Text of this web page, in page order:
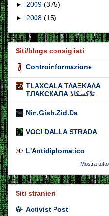
► 2009 (375)
► 2008 (15)
Siti/blogs consigliati
Controinformazione
TLAXCALA ΤΛΑΞΚΑΛΑ
ТЛАКСКАЛА تلاكسكالا
Nin.Gish.Zid.Da
VOCI DALLA STRADA
L'Antidiplomatico
Mostra tutto
Siti stranieri
Activist Post